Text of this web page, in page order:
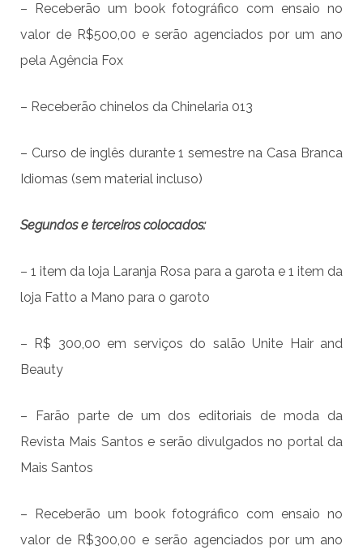
– Receberão um book fotográfico com ensaio no
valor de R$500,00 e serão agenciados por um ano
pela Agência Fox
– Receberão chinelos da Chinelaria 013
– Curso de inglês durante 1 semestre na Casa Branca
Idiomas (sem material incluso)
Segundos e terceiros colocados:
– 1 item da loja Laranja Rosa para a garota e 1 item da
loja Fatto a Mano para o garoto
– R$ 300,00 em serviços do salão Unite Hair and
Beauty
– Farão parte de um dos editoriais de moda da
Revista Mais Santos e serão divulgados no portal da
Mais Santos
– Receberão um book fotográfico com ensaio no
valor de R$300,00 e serão agenciados por um ano